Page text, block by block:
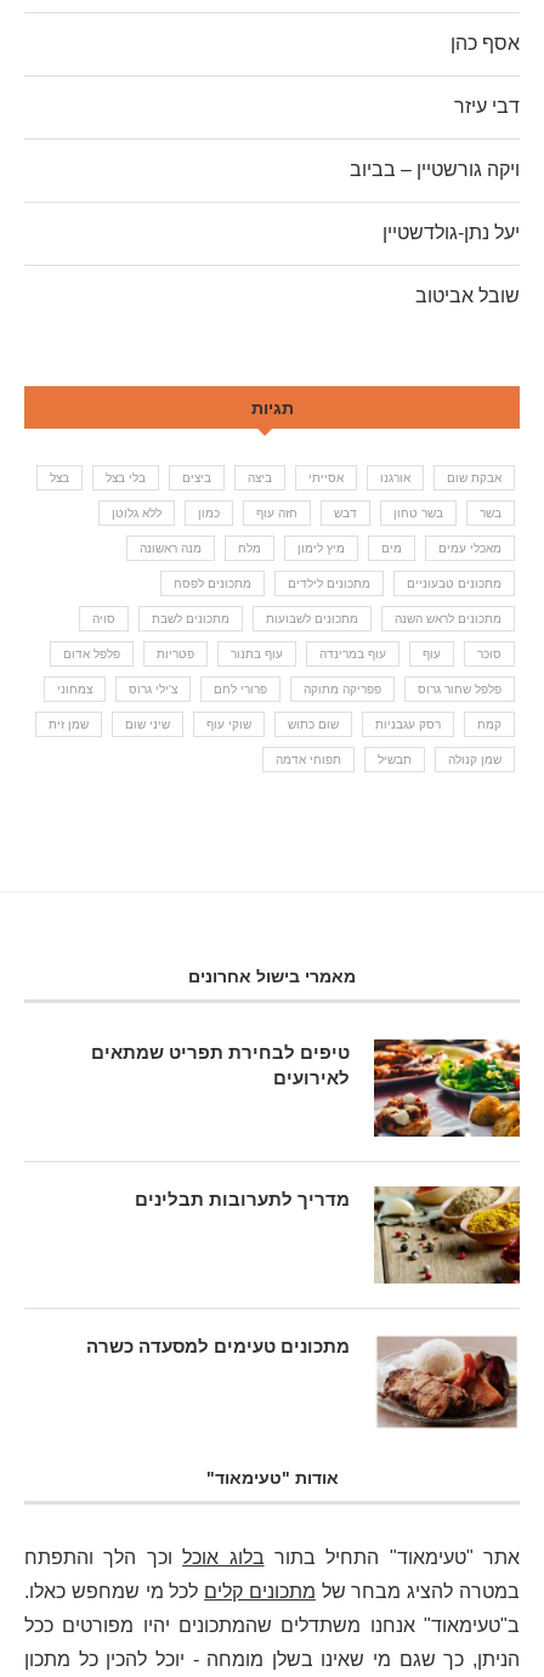
אסף כהן
דבי עיזר
ויקה גורשטיין – בביוב
יעל נתן-גולדשטיין
שובל אביטוב
תגיות
אבקת שום אורגנו אסייתי ביצה ביצים בלי בצל בצל
בשר בשר טחון דבש חזה עוף כמון ללא גלוטן
מאכלי עמים מים מיץ לימון מלח מנה ראשונה
מתכונים טבעוניים מתכונים לילדים מתכונים לפסח
מתכונים לראש השנה מתכונים לשבועות מתכונים לשבת סויה
סוכר עוף עוף במרינדה עוף בתנור פטריות פלפל אדום
פלפל שחור גרוס פפריקה מתוקה פרורי לחם צ'ילי גרוס צמחוני
קמח רסק עגבניות שום כתוש שוקי עוף שיני שום שמן זית
שמן קנולה תבשיל תפוחי אדמה
מאמרי בישול אחרונים
טיפים לבחירת תפריט שמתאים
לאירועים
מדריך לתערובות תבלינים
מתכונים טעימים למסעדה כשרה
אודות "טעימאוד"
אתר "טעימאוד" התחיל בתור בלוג אוכלוכך הלך והתפתח
במטרה להציג מבחר של מתכונים קלים לכל מי שמחפש כאלו.
ב"טעימאוד" אנחנו משתדלים שהמתכונים יהיו מפורטים ככל
הניתן, כך שגם מי שאינו בשלן מומחה - יוכל להכין כל מתכון